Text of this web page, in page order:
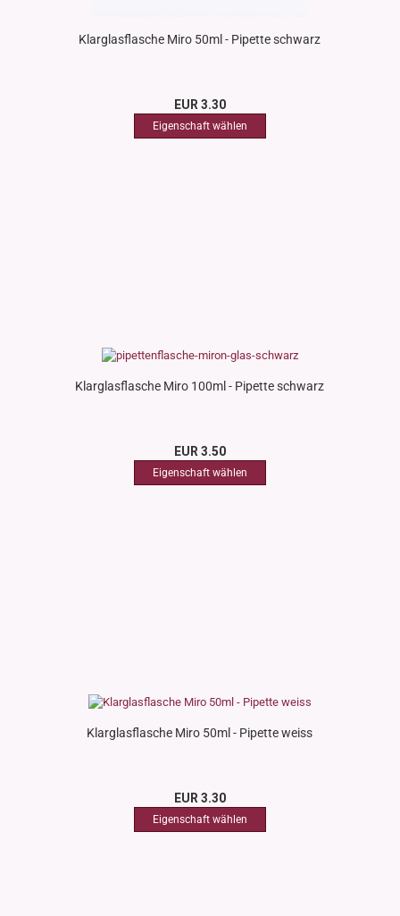
Klarglasflasche Miro 50ml - Pipette schwarz
EUR 3.30
Klarglasflasche Miro 100ml - Pipette schwarz
EUR 3.50
Klarglasflasche Miro 50ml - Pipette weiss
EUR 3.30